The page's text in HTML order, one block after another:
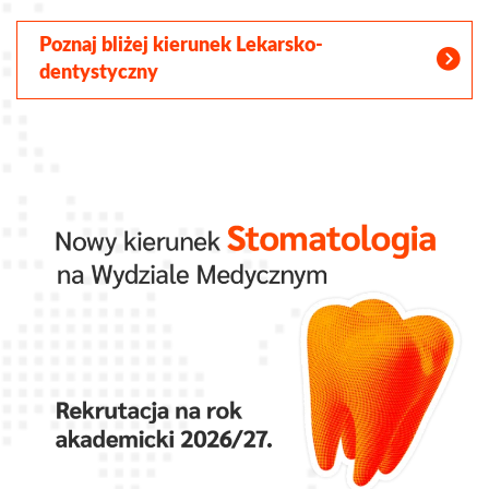
Poznaj bliżej kierunek Lekarsko-
dentystyczny